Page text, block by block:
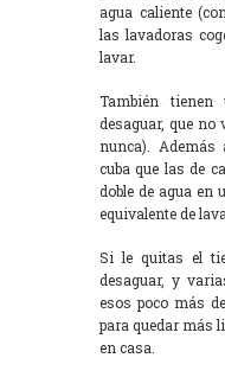
agua caliente
las lavadoras
lavar.
También
desaguar, que no
nunca).
cuba que las de
doble de agua en
equivalente de
Si le quitas el
desaguar, y
esos poco más
para quedar más
en casa.